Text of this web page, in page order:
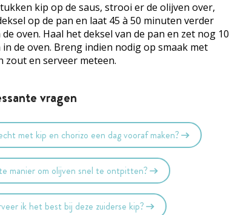
kip op de saus, strooi er de olijven over,
op de pan en laat 45 à 50 minuten verder
oven. Haal het deksel van de pan en zet nog 10
de oven. Breng indien nodig op smaak met
zout en serveer meteen.
vragen
met kip en chorizo een dag vooraf maken?
manier om olijven snel te ontpitten?
ik het best bij deze zuiderse kip?